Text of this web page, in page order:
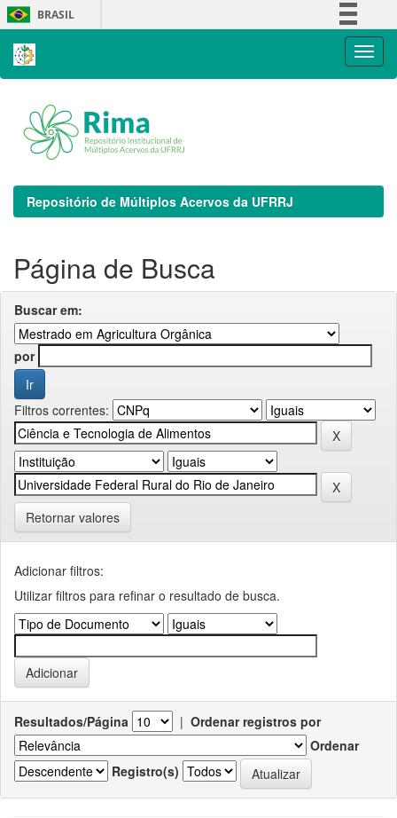
Skip
navigation
BRASIL
Repositório de Múltiplos Acervos da UFRRJ
Página de Busca
Buscar em:
por
Filtros correntes:
Retornar valores
Adicionar filtros:
Utilizar filtros para refinar o resultado de busca.
Resultados/Página | Ordenar registros por
Ordenar
Registro(s)